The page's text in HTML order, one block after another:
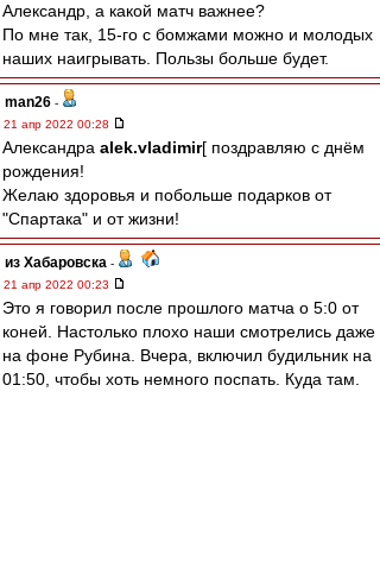
Александр, а какой матч важнее?
По мне так, 15-го с бомжами можно и молодых
наших наигрывать. Пользы больше будет.
man26 -
21 апр 2022 00:28
Александра alek.vladimir[ поздравляю с днём
рождения!
Желаю здоровья и побольше подарков от
"Спартака" и от жизни!
из Хабаровска -
21 апр 2022 00:23
Это я говорил после прошлого матча о 5:0 от
коней. Настолько плохо наши смотрелись даже
на фоне Рубина. Вчера, включил будильник на
01:50, чтобы хоть немного поспать. Куда там.